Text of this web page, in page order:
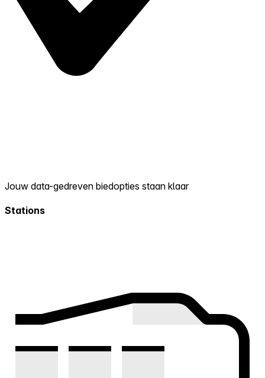
Jouw data-gedreven biedopties staan klaar
Stations